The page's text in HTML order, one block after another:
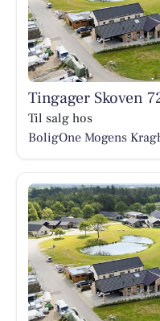
Tingager Skoven
Til salg hos
BoligOne Mogens